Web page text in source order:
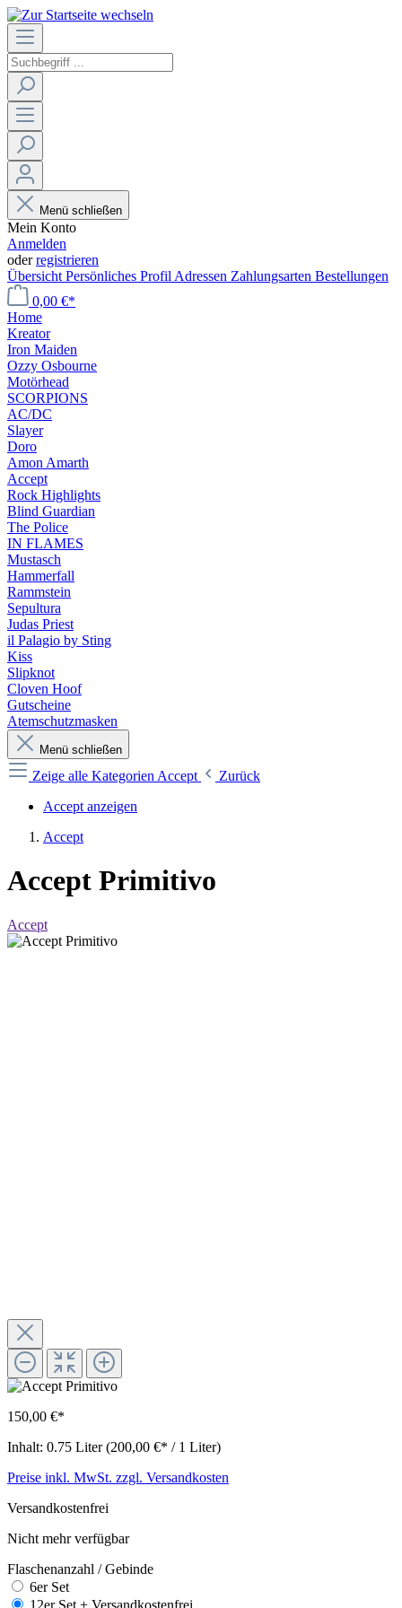
Menü schließen
Mein Konto
Anmelden
oderregistrieren
Übersicht Persönliches Profil Adressen Zahlungsarten Bestellungen
0,00 €*
Home
Kreator
Iron Maiden
Ozzy Osbourne
Motörhead
SCORPIONS
AC/DC
Slayer
Doro
Amon Amarth
Accept
Rock Highlights
Blind Guardian
The Police
IN FLAMES
Mustasch
Hammerfall
Rammstein
Sepultura
Judas Priest
il Palagio by Sting
Kiss
Slipknot
Cloven Hoof
Gutscheine
Atemschutzmasken
Menü schließen
Zeige alle Kategorien Accept
Zurück
Accept anzeigen
Accept
Accept Primitivo
Accept
150,00 €*
Inhalt: 0.75 Liter(200,00 €* / 1 Liter)
Preise inkl. MwSt. zzgl. Versandkosten
Versandkostenfrei
Nicht mehr verfügbar
Flaschenanzahl / Gebinde
6er Set
12er Set + Versandkostenfrei